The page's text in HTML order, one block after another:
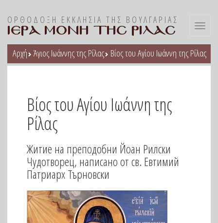
ΟΡΘΟΔΟΞΗ ΕΚΚΛΗΣΙΑ ΤΗΣ ΒΟΥΛΓΑΡΙΑΣ
ΙΕΡΑ ΜΟΝΗ ΤΗΣ ΡΙΛΑΣ
Αρχή Άγιος Ιωάννης της Ρίλας Βίος του Αγίου Ιωάννη της Ρίλας
Βίος του Αγίου Ιωάννη της
Ρίλας
Житие на преподобни Йоан Рилски
Чудотворец, написано от св. Евтимий
Патриарх Търновски